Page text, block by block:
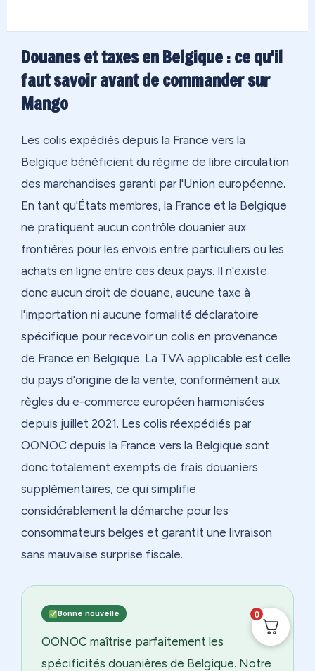
Douanes et taxes en Belgique : ce qu'il
faut savoir avant de commander sur
Mango
Les colis expédiés depuis la France vers la
Belgique bénéficient du régime de libre circulation
des marchandises garanti par l'Union européenne.
En tant qu'États membres, la France et la Belgique
ne pratiquent aucun contrôle douanier aux
frontières pour les envois entre particuliers ou les
achats en ligne entre ces deux pays. Il n'existe
donc aucun droit de douane, aucune taxe à
l'importation ni aucune formalité déclaratoire
spécifique pour recevoir un colis en provenance
de France en Belgique. La TVA applicable est celle
du pays d'origine de la vente, conformément aux
règles du e-commerce européen harmonisées
depuis juillet 2021. Les colis réexpédiés par
OONOC depuis la France vers la Belgique sont
donc totalement exempts de frais douaniers
supplémentaires, ce qui simplifie
considérablement la démarche pour les
consommateurs belges et garantit une livraison
sans mauvaise surprise fiscale.
Bonne nouvelle
OONOC maîtrise parfaitement les
spécificités douanières de Belgique. Notre
0